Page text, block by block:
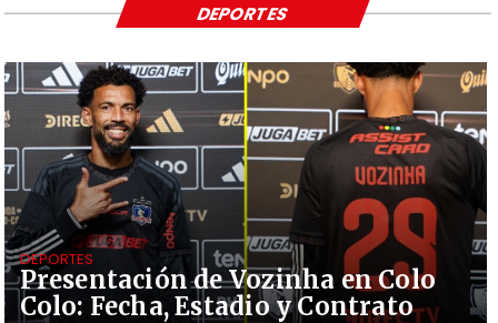
Presentación de Vozinha en Colo
Colo: Fecha, Estadio y Contrato
DEPORTES
DEPORTES